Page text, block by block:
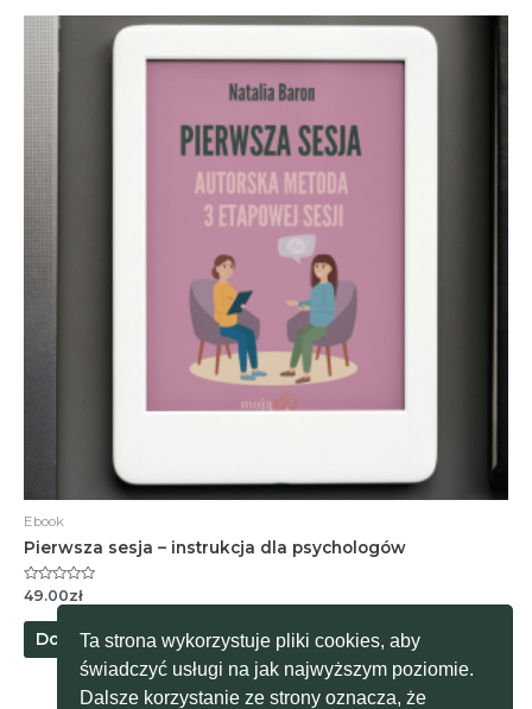
Ebook
Pierwsza sesja – instrukcja dla psychologów
Oceniono
0
na
49.00zł
Dodaj do koszyka
Ta strona wykorzystuje pliki cookies, aby
świadczyć usługi na jak najwyższym poziomie.
Dalsze korzystanie ze strony oznacza, że